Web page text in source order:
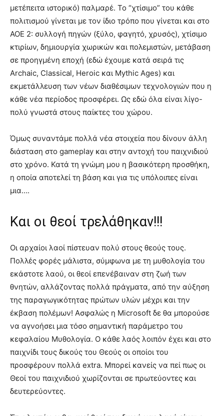
μετέπειτα ιστορικό) παλμαρέ. Το “χτίσιμο” του κάθε
πολιτισμού γίνεται με τον ίδιο τρόπο που γίνεται και στο
ΑΟΕ 2: συλλογή πηγών (ξύλο, φαγητό, χρυσός), χτίσιμο
κτιρίων, δημιουργία χωρικών και πολεμιστών, μετάβαση
σε προηγμένη εποχή (εδώ έχουμε κατά σειρά τις
Archaic, Classical, Heroic και Mythic Ages) και
εκμετάλλευση των νέων διαθέσιμων τεχνολογιών που η
κάθε νέα περίοδος προσφέρει. Ως εδώ όλα είναι λίγο-
πολύ γνωστά στους παίκτες του χώρου.
Όμως συναντάμε πολλά νέα στοιχεία που δίνουν άλλη
διάσταση στο gameplay και στην αντοχή του παιχνιδιού
στο χρόνο. Κατά τη γνώμη μου η βασικότερη προσθήκη,
η οποία αποτελεί τη βάση και για τις υπόλοιπες είναι
μια….
Και οι θεοί τρελάθηκαν!!!
Οι αρχαίοι λαοί πίστευαν πολύ στους θεούς τους.
Πολλές φορές μάλιστα, σύμφωνα με τη μυθολογία του
εκάστοτε λαού, οι θεοί επενέβαιναν στη ζωή των
θνητών, αλλάζοντας πολλά πράγματα, από την αύξηση
της παραγωγικότητας πρώτων υλών μέχρι και την
έκβαση πολέμων! Ασφαλώς η Microsoft δε θα μπορούσε
να αγνοήσει μια τόσο σημαντική παράμετρο του
κεφαλαίου Μυθολογία. Ο κάθε λαός λοιπόν έχει και στο
παιχνίδι τους δικούς του Θεούς οι οποίοι του
προσφέρουν πολλά extra. Μπορεί κανείς να πεί πως οι
Θεοί του παιχνιδιού χωρίζονται σε πρωτεύοντες και
δευτερεύοντες.